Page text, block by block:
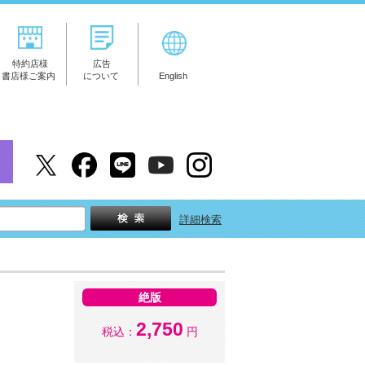
特約店様
書店様ご案内
広告
について
English
詳細検索
絶版
税込： 2,750 円